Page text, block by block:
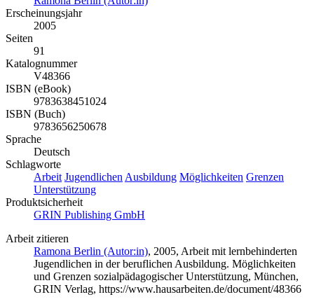
Erscheinungsjahr
2005
Seiten
91
Katalognummer
V48366
ISBN (eBook)
9783638451024
ISBN (Buch)
9783656250678
Sprache
Deutsch
Schlagworte
Arbeit Jugendlichen Ausbildung Möglichkeiten Grenzen
Unterstützung
Produktsicherheit
GRIN Publishing GmbH
Arbeit zitieren
Ramona Berlin (Autor:in), 2005, Arbeit mit lernbehinderten
Jugendlichen in der beruflichen Ausbildung. Möglichkeiten
und Grenzen sozialpädagogischer Unterstützung, München,
GRIN Verlag, https://www.hausarbeiten.de/document/48366